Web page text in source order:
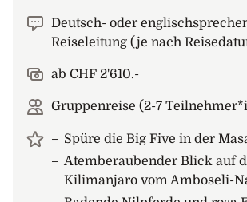
Deutsch- oder
Reiseleitung (je nach
ab CHF 2'610.-
Gruppenreise (2-7
Spüre die Big Five in der
Atemberaubender Blick auf
Kilimanjaro vom Amboseli-